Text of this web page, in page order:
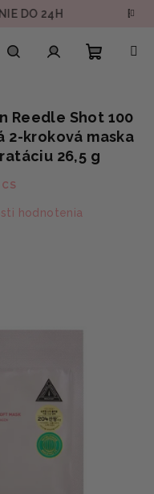
24H
košík
Reedle Shot 100
2-kroková maska
26,5 g
hodnotenia